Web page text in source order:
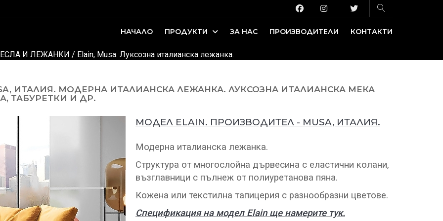
НАЧАЛО ПРОДУКТИ ЗА НАС ПРОИЗВОДИТЕЛИ КОНТАКТИ
И ЛЕЖАНКИ / Elain, Musa. Луксозна италианска лежанка.
ИТАЛИЯ. МОДЕРНА ИТАЛИАНСКА ЛЕЖАНКА. ЛУКСОЗНА ИТАЛИАНСКА МЕКА
ТАБУРЕТКИ И ДР.
МОДЕЛ ELAIN. ПРОИЗВОДИТЕЛ - MUSA, ИТАЛИЯ.
Модерна италианска лежанка.
Структура от многослойна дървесина с еластични колани,
възглавници с пълнеж от полиуретанова пяна.
Кожена или текстилна тапицерия с разнообразни цветове.
Спецификация на модел Elain ще намерите тук.